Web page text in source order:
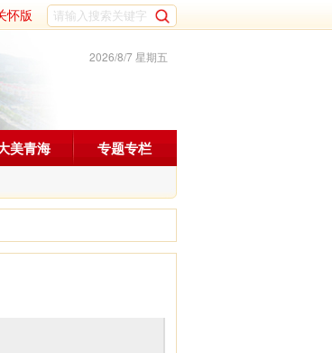
怀版
2026/8/7 星期五
美青海 专题专栏